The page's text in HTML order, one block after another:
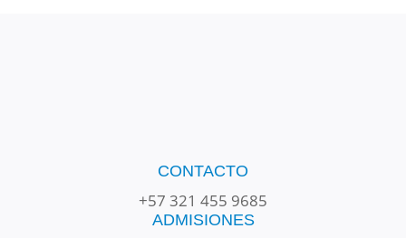
CONTACTO
+57 321 455 9685
ADMISIONES